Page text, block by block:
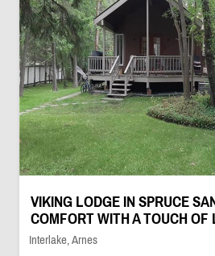
VIKING LODGE IN SPRUCE
COMFORT WITH A TOUCH OF
Interlake, Arnes